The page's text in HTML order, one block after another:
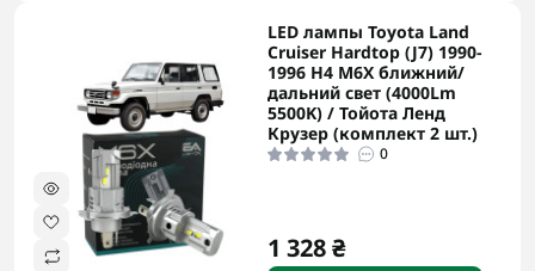
LED лампы Toyota Land
Cruiser Hardtop (J7) 1990-
1996 H4 M6X ближний/
дальний свет (4000Lm
5500K) / Тойота Ленд
Крузер (комплект 2 шт.)
0
1 328 ₴